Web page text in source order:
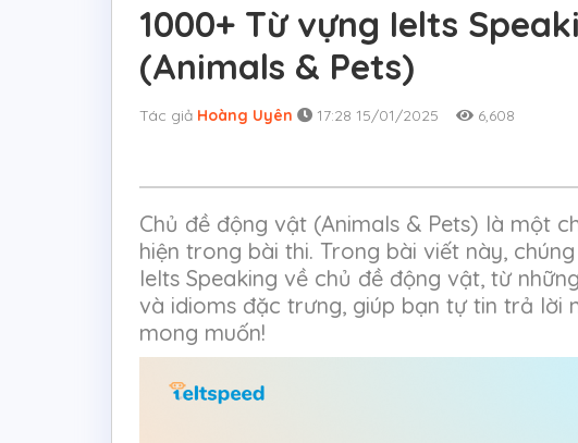
1000+ Từ vựng Ielts
(Animals & Pets)
Tác giả Hoàng Uyên 17:28 15/01/2025 6,608
Chủ đề động vật (Animals & Pets) là một
hiện trong bài thi. Trong bài viết này,
Ielts Speaking về chủ đề động vật, từ
và idioms đặc trưng, giúp bạn tự tin trả lời
mong muốn!